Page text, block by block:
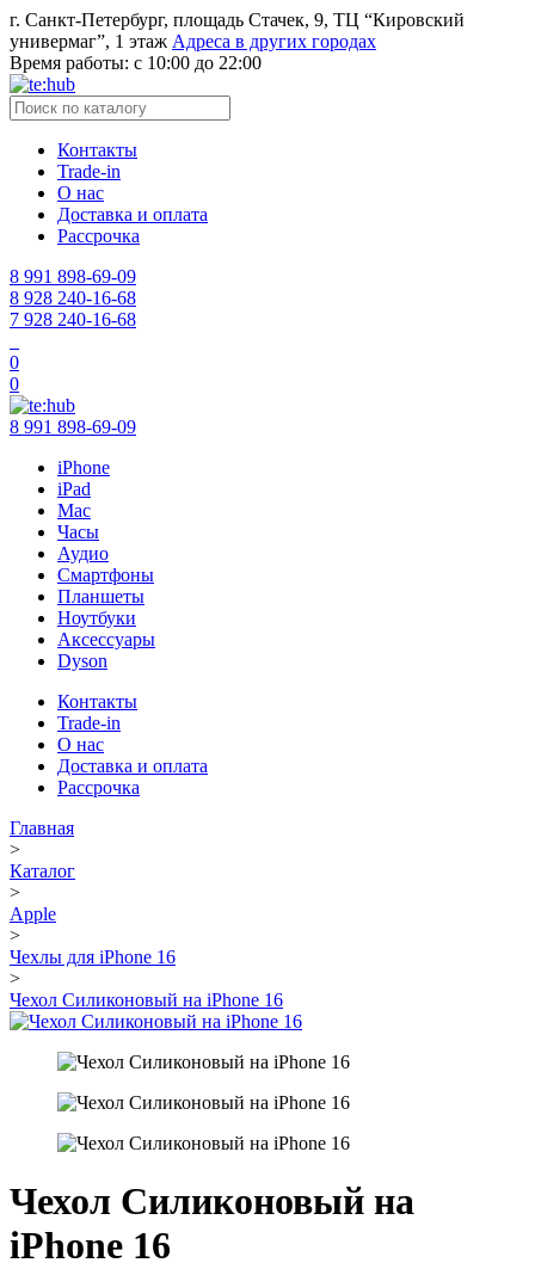
г. Санкт-Петербург, площадь Стачек, 9, ТЦ “Кировский
универмаг”, 1 этаж Адреса в других городах
Время работы: с 10:00 до 22:00
Контакты
Trade-in
О нас
Доставка и оплата
Рассрочка
8 991 898-69-09
8 928 240-16-68
7 928 240-16-68
0
0
8 991 898-69-09
iPhone
iPad
Mac
Часы
Аудио
Смартфоны
Планшеты
Ноутбуки
Аксессуары
Dyson
Контакты
Trade-in
О нас
Доставка и оплата
Рассрочка
Главная
>
Каталог
>
Apple
>
Чехлы для iPhone 16
>
Чехол Силиконовый на iPhone 16
Чехол Силиконовый на
iPhone 16